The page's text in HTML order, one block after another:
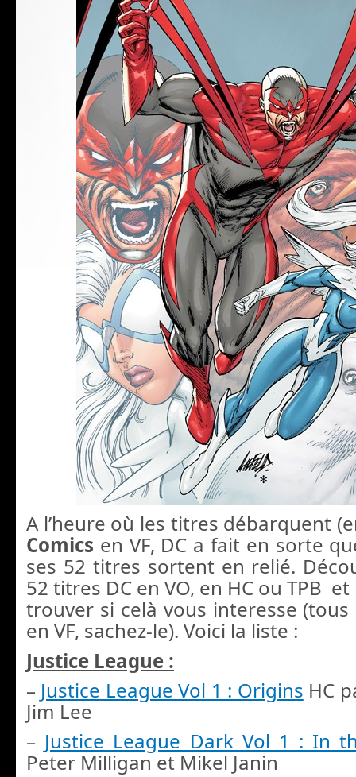
A l’heure où les titres débarquent
Comics en VF, DC a fait en sorte
ses 52 titres sortent en relié.
52 titres DC en VO, en HC ou TPB
trouver si celà vous interesse
en VF, sachez-le). Voici la liste :
Justice League :
– Justice League Vol 1 : Origins HC
Jim Lee
– Justice League Dark Vol 1 : In
Peter Milligan et Mikel Janin